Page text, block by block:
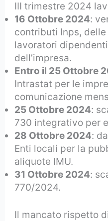
III trimestre 2024
16 Ottobre 2024:
contributi Inps,
lavoratori
dell’impresa.
Entro il 25 Ottobre
Intrastat per le
comunicazione
25 Ottobre 2024:
730 integrativo per
28 Ottobre 2024:
Enti locali per la
aliquote IMU.
31 Ottobre 2024:
770/2024.
Il mancato rispetto